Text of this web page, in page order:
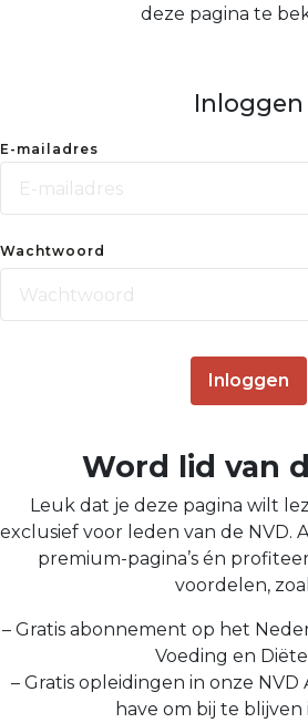
deze pagina te
Inloggen
E-mailadres
Wachtwoord
Inloggen
Word lid van
Leuk dat je deze pagina wilt
exclusief voor leden van de NVD.
premium-pagina’s én
voordelen,
– Gratis abonnement op het
Voeding en
– Gratis opleidingen in onze NVD
have om bij te blijven